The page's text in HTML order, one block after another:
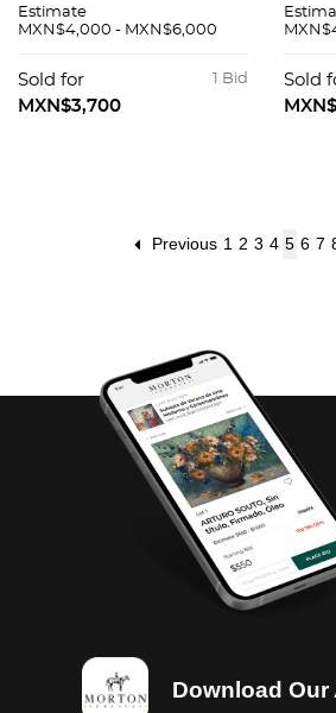
fechada Litografía
Estimate
MXN$4,000 - MXN$6,000
1 Bid
Sold for
MXN$3,700
56
Sold
Previous 1 2 3 4 5 6 7
Download Our